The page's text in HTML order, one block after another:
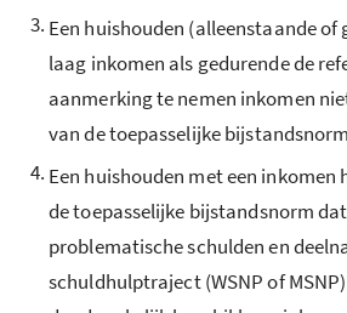
3. Een huishouden (alleenstaande of
laag inkomen als gedurende de
aanmerking te nemen inkomen
van de toepasselijke
4. Een huishouden met een inkomen
de toepasselijke bijstandsnorm
problematische schulden en
schuldhulptraject (WSNP of